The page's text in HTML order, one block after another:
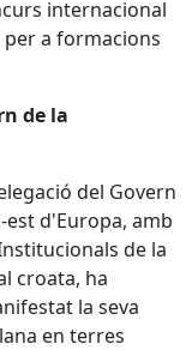
internacional
per a formacions
de la
del Govern
est d'Europa, amb
de la
croata, ha
la seva
en terres